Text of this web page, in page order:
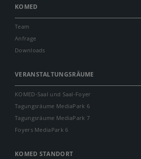
KOMED
Team
Anfrage
Downloads
VERANSTALTUNGSRÄUME
KOMED-Saal und Saal-Foyer
Tagungsräume MediaPark 6
Tagungsräume MediaPark 7
Foyers MediaPark 6
KOMED STANDORT